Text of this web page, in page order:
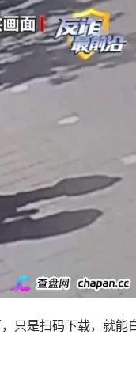
只是扫码下载，就能